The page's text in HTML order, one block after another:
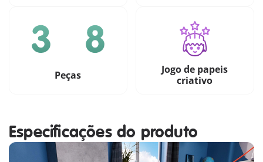
Peças
Jogo de papeis
criativo
Especificações do produto